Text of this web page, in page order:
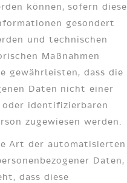
können, sofern diese
gesondert
und technischen
Maßnahmen
gewährleisten, dass die
Daten nicht einer
identifizierbaren
zugewiesen werden.
Art der automatisierten
Daten,
dass diese